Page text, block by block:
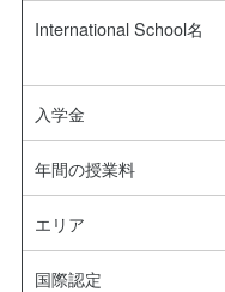
International School名
入学金
年間の授業料
エリア
国際認定